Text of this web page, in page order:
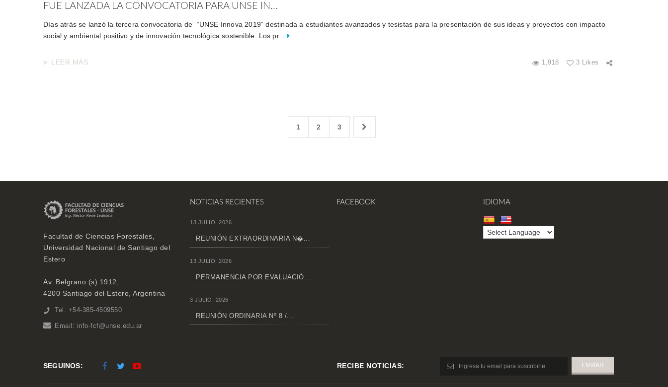
FUE LANZADA LA CONVOCATORIA PARA UNSE IN...
Días atrás se lanzó la tercera convocatoria de “UNSE Innova 2019” destinada a estudiantes avanzados y tesistas para la presentación de sus ideas y proyectos con impacto
social y ambiental positivo y de innovación tecnológica sostenible. Los pr...
1,918 3 Likes
LEER MÁS
1 2 3
Facultad de Ciencias Forestales,
Universidad Nacional de Santiago del
Estero
Av. Belgrano (s) 1912,
4200 Santiago del Estero, Argentina
Tel: +54-385-4509550
Email: info-fcf@unse.edu.ar
NOTICIAS RECIENTES
13 JULIO, 2026
REUNIÓN EXTRAORDINARIA N�...
13 JULIO, 2026
PERMANENCIA POR EVALUACIÓ...
3 JULIO, 2026
REUNIÓN ORDINARIA Nº 8 /...
FACEBOOK IDIOMA
SEGUINOS: RECIBE NOTICIAS: